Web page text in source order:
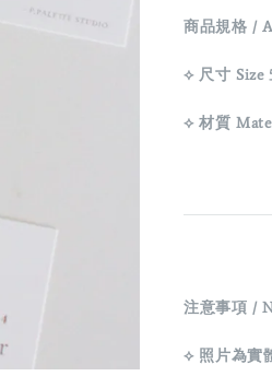
商品規格 /
⟡ 尺寸 Size
⟡ 材質
注意事項 /
⟡ 照片為實